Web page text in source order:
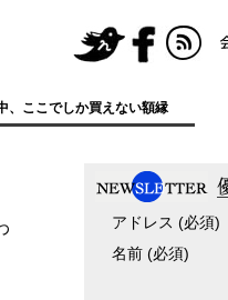
KING公
式
SEK
ING
Fac
eBo
ok
、ここでしか買えない額縁
アドレス (必須)
名前 (必須)